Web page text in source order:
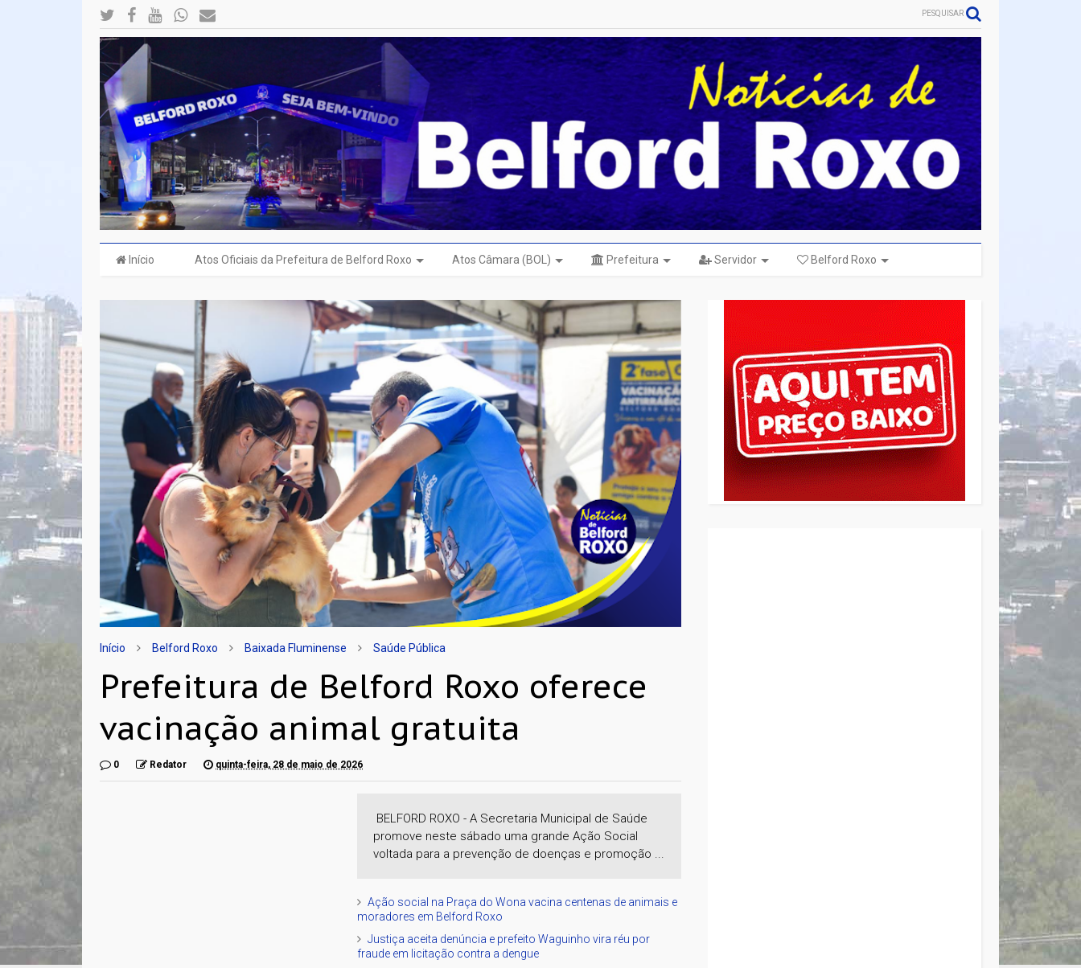
PESQUISAR
Início Atos Oficiais da Prefeitura de Belford Roxo Atos Câmara (BOL) Prefeitura Servidor Belford Roxo
Início Belford Roxo Baixada Fluminense Saúde Pública
Prefeitura de Belford Roxo oferece
vacinação animal gratuita
0 Redator quinta-feira, 28 de maio de 2026
BELFORD ROXO - A Secretaria Municipal de Saúde
promove neste sábado uma grande Ação Social
voltada para a prevenção de doenças e promoção ...
Ação social na Praça do Wona vacina centenas de animais e
moradores em Belford Roxo
Justiça aceita denúncia e prefeito Waguinho vira réu por
fraude em licitação contra a dengue